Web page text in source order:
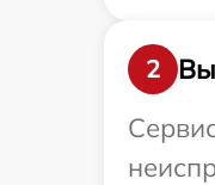
2